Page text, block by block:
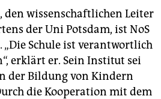
den wissenschaftlichen Leiter
der Uni Potsdam, ist NoS
Schule ist verantwortlich
erklärt er. Sein Institut sei
der Bildung von Kindern
die Kooperation mit dem